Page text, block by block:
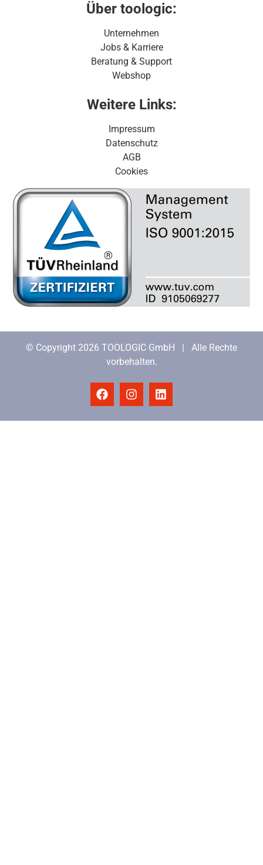
Über toologic:
Unternehmen
Jobs & Karriere
Beratung & Support
Webshop
Weitere Links:
Impressum
Datenschutz
AGB
Cookies
© Copyright 2026 TOOLOGIC GmbH | Alle Rechte
vorbehalten.